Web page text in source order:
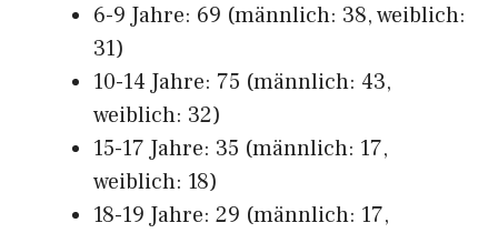
6-9 Jahre: 69 (männlich: 38, weiblich:
31)
10-14 Jahre: 75 (männlich: 43,
weiblich: 32)
15-17 Jahre: 35 (männlich: 17,
weiblich: 18)
18-19 Jahre: 29 (männlich: 17,